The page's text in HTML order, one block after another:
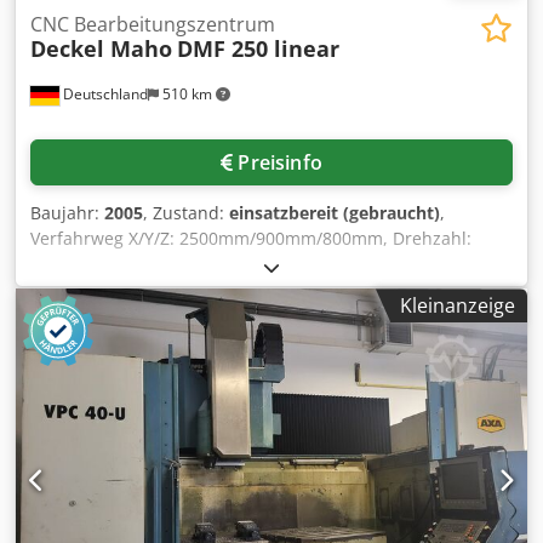
Deutschland 510 km
CNC Bearbeitungszentrum
Deckel Maho DMF 250 linear
Preisinfo
Baujahr: 2005, Zustand: einsatzbereit (gebraucht),
Verfahrweg X/Y/Z: 2500mm/900mm/800mm, Drehzahl:
18000U/min, Spindelleistung: 35kW, max. Tischlast:
3000kg, Werkzeugplätze: 30. Maschinendimensionen X/Y/Z:
ca. 6500mm/3000mm/3000mm, Gewicht: ca. 20000kg,
Steuerung: Siemens Sinumerik 840D, Betriebsstunden:
55730h, Spindelstunden: 18696h. Die Bremse der Z-Achse
defekt, Rolladen im Maschinenraum defekt,
Bildschirmkabel defekt. Inklusive KSS-Anlage Knoll VRF
250/1250. Dokumentation vorhanden. Eine Besichtigung
vor Ort ist möglich. Dedpfevamqdsx Ag Ueck
Kleinanzeige